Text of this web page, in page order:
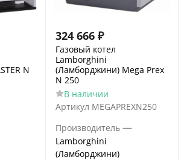
N
324 666 ₽
Газовый котел
Lamborghini
(Ламборджини) Mega Prex
N 250
В наличии
Артикул MEGAPREXN250
Производитель —
Lamborghini
(Ламборджини)